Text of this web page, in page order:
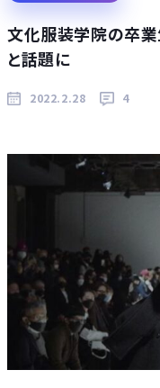
文化服装学院の卒
と話題に
2022.2.28 4